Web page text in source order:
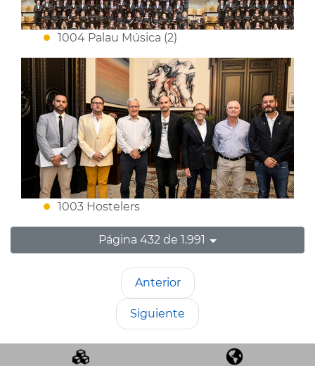
1004 Palau Música (2)
1003 Hostelers
Página 432 de 1.991
Anterior
Siguiente